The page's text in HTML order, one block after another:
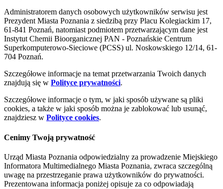
Administratorem danych osobowych użytkowników serwisu jest
Prezydent Miasta Poznania z siedzibą przy Placu Kolegiackim 17,
61-841 Poznań, natomiast podmiotem przetwarzającym dane jest
Instytut Chemii Bioorganicznej PAN - Poznańskie Centrum
Superkomputerowo-Sieciowe (PCSS) ul. Noskowskiego 12/14, 61-
704 Poznań.
Szczegółowe informacje na temat przetwarzania Twoich danych
znajdują się w Polityce prywatności.
Szczegółowe informacje o tym, w jaki sposób używane są pliki
cookies, a także w jaki sposób można je zablokować lub usunąć,
znajdziesz w Polityce cookies.
Cenimy Twoją prywatność
Urząd Miasta Poznania odpowiedzialny za prowadzenie Miejskiego
Informatora Multimedialnego Miasta Poznania, zwraca szczególną
uwagę na przestrzeganie prawa użytkowników do prywatności.
Prezentowana informacja poniżej opisuje za co odpowiadają